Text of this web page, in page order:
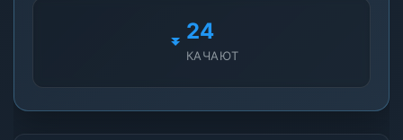
24
КАЧАЮТ